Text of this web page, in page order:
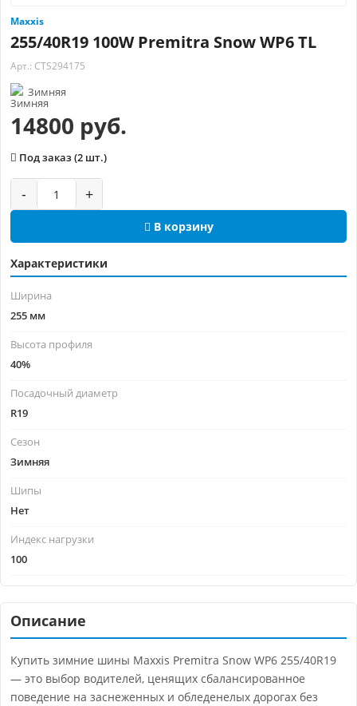
Maxxis
255/40R19 100W Premitra Snow WP6 TL
Арт.: CTS294175
Зимняя
14800 руб.
Под заказ (2 шт.)
- +
В корзину
Характеристики
Ширина
255 мм
Высота профиля
40%
Посадочный диаметр
R19
Сезон
Зимняя
Шипы
Нет
Индекс нагрузки
100
Описание
Купить зимние шины Maxxis Premitra Snow WP6 255/40R19
— это выбор водителей, ценящих сбалансированное
поведение на заснеженных и обледенелых дорогах без